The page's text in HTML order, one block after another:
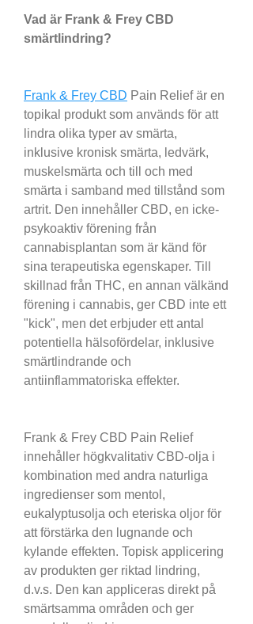
Vad är Frank & Frey CBD
smärtlindring?
Frank & Frey CBD Pain Relief är en
topikal produkt som används för att
lindra olika typer av smärta,
inklusive kronisk smärta, ledvärk,
muskelsmärta och till och med
smärta i samband med tillstånd som
artrit. Den innehåller CBD, en icke-
psykoaktiv förening från
cannabisplantan som är känd för
sina terapeutiska egenskaper. Till
skillnad från THC, en annan välkänd
förening i cannabis, ger CBD inte ett
"kick", men det erbjuder ett antal
potentiella hälsofördelar, inklusive
smärtlindrande och
antiinflammatoriska effekter.
Frank & Frey CBD Pain Relief
innehåller högkvalitativ CBD-olja i
kombination med andra naturliga
ingredienser som mentol,
eukalyptusolja och eteriska oljor för
att förstärka den lugnande och
kylande effekten. Topisk applicering
av produkten ger riktad lindring,
d.v.s. Den kan appliceras direkt på
smärtsamma områden och ger